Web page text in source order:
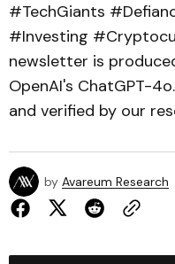
#TechGiants
#Investing
newsletter is
OpenAI's ChatGPT-
and verified by our
by Avareum Research